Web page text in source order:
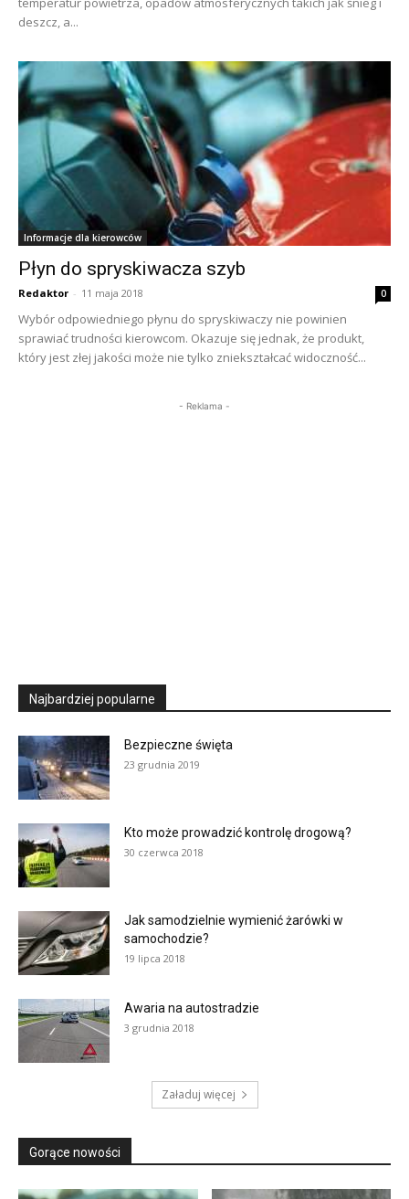
deszcz, a...
Informacje dla kierowców
Płyn do spryskiwacza szyb
Redaktor - 11 maja 2018 0
Wybór odpowiedniego płynu do spryskiwaczy nie powinien
sprawiać trudności kierowcom. Okazuje się jednak, że produkt,
który jest złej jakości może nie tylko zniekształcać widoczność...
- Reklama -
Najbardziej popularne
Bezpieczne święta
23 grudnia 2019
Kto może prowadzić kontrolę drogową?
30 czerwca 2018
Jak samodzielnie wymienić żarówki w
samochodzie?
19 lipca 2018
Awaria na autostradzie
3 grudnia 2018
Załaduj więcej
Gorące nowości